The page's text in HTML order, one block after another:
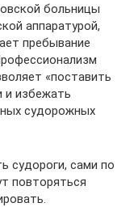
больницы
аппаратурой,
пребывание
«поставить
и избежать
судорожных
судороги, сами по
повторяться